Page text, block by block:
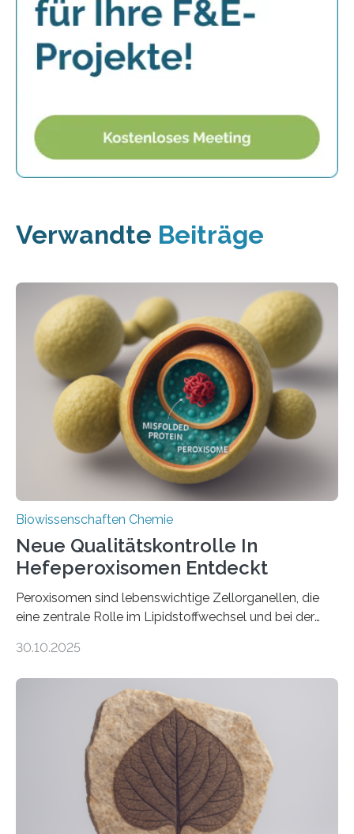
Verwandte Beiträge
Biowissenschaften Chemie
Neue Qualitätskontrolle In
Hefeperoxisomen Entdeckt
Peroxisomen sind lebenswichtige Zellorganellen, die
eine zentrale Rolle im Lipidstoffwechsel und bei der
erfüllen können, müssen zahlreiche Enzyme präzise in
der Ruhr-Universität Bochum um Prof. Dr. Ralf Erdmann
und Dr. Ismaila Francis Yusuf hat nun einen bislang
unbekannten Qualitätskontrollmechanismus des
peroxisomalen Proteintransports in der Bäckerhefe
Saccharomyces cerevisiae entdeckt, der für die
Funktionsfähigkeit der Organellen entscheidend ist. Die
Studie wurde am 28. Oktober 2025 in der
Fachzeitschrift…
30.10.2025